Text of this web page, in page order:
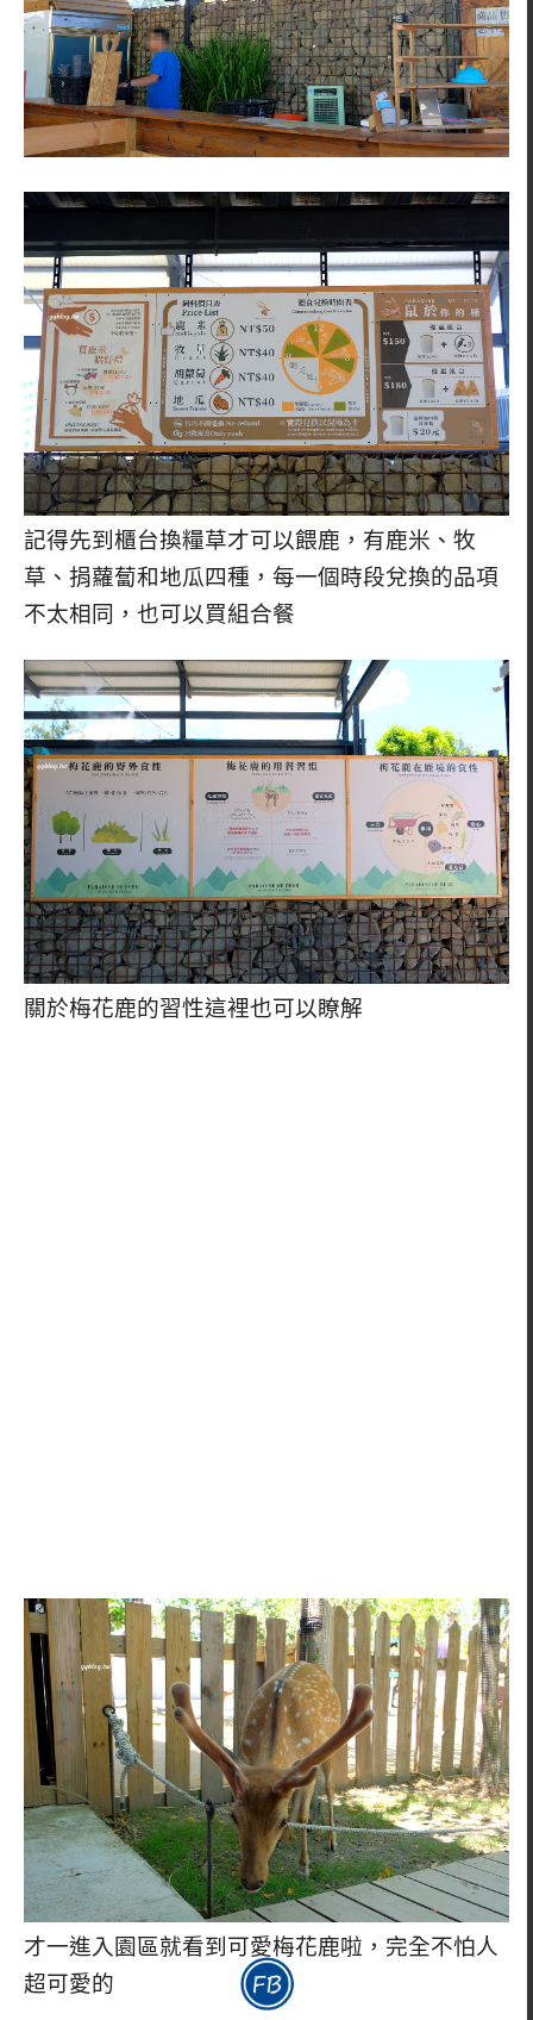
記得先到櫃台換糧草才可以餵鹿，有鹿米、牧
草、捐蘿蔔和地瓜四種，每一個時段兌換的品項
不太相同，也可以買組合餐
關於梅花鹿的習性這裡也可以瞭解
才一進入園區就看到可愛梅花鹿啦，完全不怕人
超可愛的